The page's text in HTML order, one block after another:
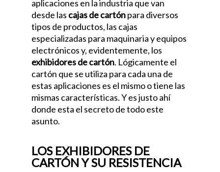
aplicaciones en la industria que van
desde las cajas de cartónpara diversos
tipos de productos, las cajas
especializadas para maquinaria y equipos
electrónicos y, evidentemente, los
exhibidores de cartón. Lógicamente el
cartón que se utiliza para cada una de
estas aplicaciones es el mismo o tiene las
mismas características. Y es justo ahí
donde esta el secreto de todo este
asunto.
LOS EXHIBIDORES DE
CARTÓN Y SU RESISTENCIA